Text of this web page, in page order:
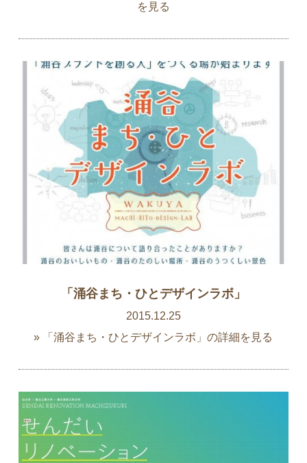
を見る
「涌谷まち・ひとデザインラボ」
2015.12.25
» 「涌谷まち・ひとデザインラボ」の詳細を見る